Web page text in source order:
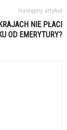
Następny artykuł
NIE PŁACI
OD EMERYTURY?